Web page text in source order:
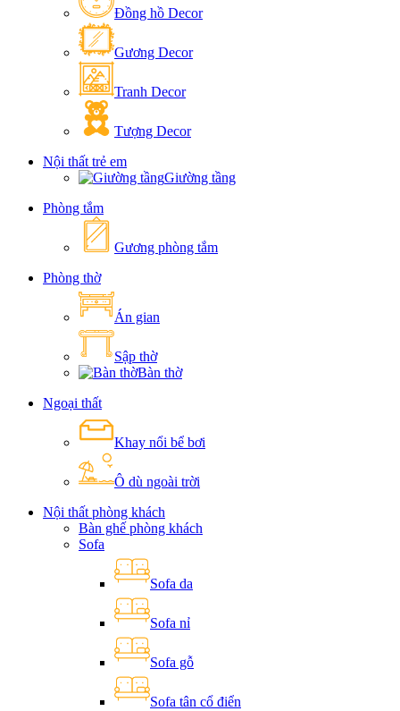
Đồng hồ Decor
Gương Decor
Tranh Decor
Tượng Decor
Nội thất trẻ em
Giường tầng
Phòng tắm
Gương phòng tắm
Phòng thờ
Án gian
Sập thờ
Bàn thờ
Ngoại thất
Khay nổi bể bơi
Ô dù ngoài trời
Nội thất phòng khách
Bàn ghế phòng khách
Sofa
Sofa da
Sofa nỉ
Sofa gỗ
Sofa tân cổ điển